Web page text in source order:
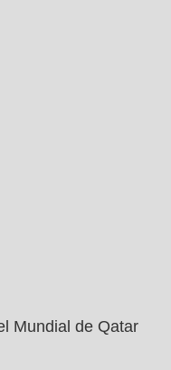
Mundial de Qatar